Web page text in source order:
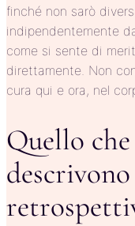
finché non sarò
indipendentemente
come si sente di
direttamente. Non
cura qui e ora, nel
Quello